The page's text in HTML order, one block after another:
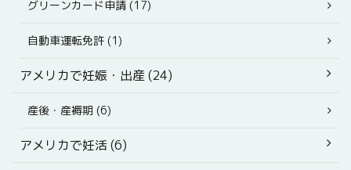
グリーンカード申請 (17)
自動車運転免許 (1)
アメリカで妊娠・出産 (24)
産後・産褥期 (6)
アメリカで妊活 (6)